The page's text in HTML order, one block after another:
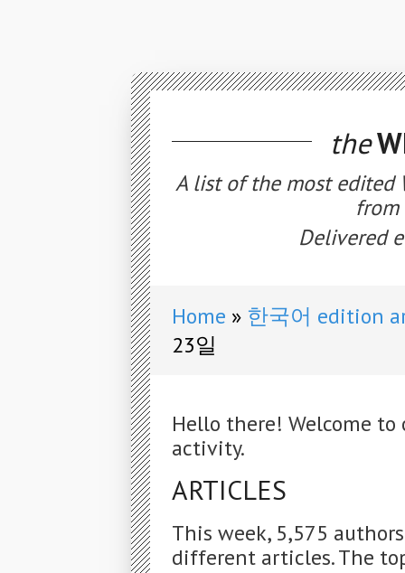
the
A list of the most edited
from
Delivered
Home
한국어 edition
23일
Hello there! Welcome
activity.
ARTICLES
This week, 5,575
different articles. The